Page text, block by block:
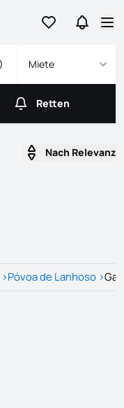
Geh zu den
Gehen
Miete
Retten
Retten
Nach Relevanz
>Póvoa de Lanhoso >